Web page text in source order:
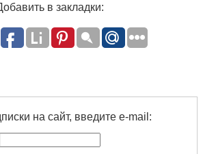
в закладки:
на сайт, введите e-mail: